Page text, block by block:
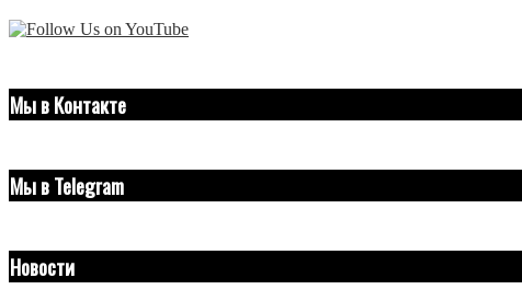
Мы в Контакте
Мы в Telegram
Новости